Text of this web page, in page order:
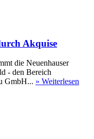
Akquise
die Neuenhauser
- den Bereich
GmbH... » Weiterlesen